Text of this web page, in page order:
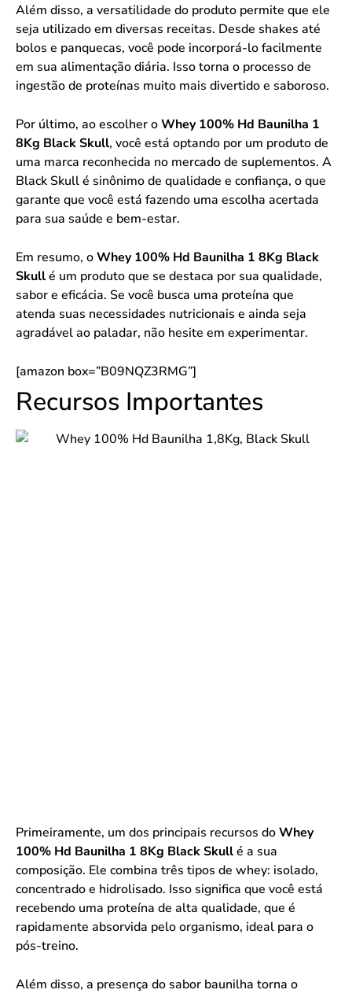
Além disso, a versatilidade do produto permite que ele
seja utilizado em diversas receitas. Desde shakes até
bolos e panquecas, você pode incorporá-lo facilmente
em sua alimentação diária. Isso torna o processo de
ingestão de proteínas muito mais divertido e saboroso.
Por último, ao escolher oWhey 100% Hd Baunilha 1
8Kg Black Skull, você está optando por um produto de
uma marca reconhecida no mercado de suplementos. A
Black Skull é sinônimo de qualidade e confiança, o que
garante que você está fazendo uma escolha acertada
para sua saúde e bem-estar.
Em resumo, oWhey 100% Hd Baunilha 1 8Kg Black
Skullé um produto que se destaca por sua qualidade,
sabor e eficácia. Se você busca uma proteína que
atenda suas necessidades nutricionais e ainda seja
agradável ao paladar, não hesite em experimentar.
[amazon box=”B09NQZ3RMG”]
Recursos Importantes
Primeiramente, um dos principais recursos doWhey
100% Hd Baunilha 1 8Kg Black Skullé a sua
composição. Ele combina três tipos de whey: isolado,
concentrado e hidrolisado. Isso significa que você está
recebendo uma proteína de alta qualidade, que é
rapidamente absorvida pelo organismo, ideal para o
pós-treino.
Além disso, a presença do sabor baunilha torna o